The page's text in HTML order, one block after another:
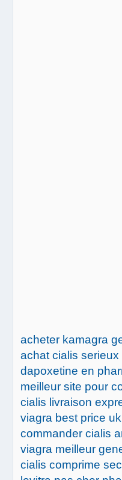
acheter kamagra
achat cialis serieux
dapoxetine en
meilleur site pour
cialis livraison
viagra best price uk
commander cialis
viagra meilleur
cialis comprime